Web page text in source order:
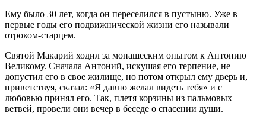
Ему было 30 лет, когда он переселился в пустыню. Уже в
первые годы его подвижнической жизни его называли
отроком-старцем.
Святой Макарий ходил за монашеским опытом к Антонию
Великому. Сначала Антоний, искушая его терпение, не
допустил его в свое жилище, но потом открыл ему дверь и,
приветствуя, сказал: «Я давно желал видеть тебя» и с
любовью принял его. Так, плетя корзины из пальмовых
ветвей, провели они вечер в беседе о спасении души.